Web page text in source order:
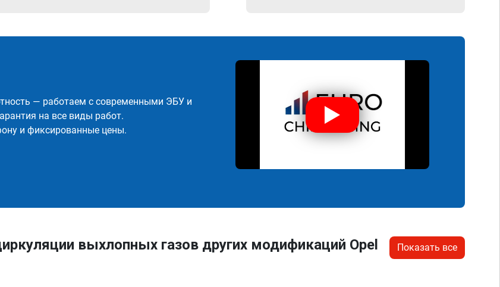
— работаем с современными ЭБУ и
на все виды работ.
и фиксированные цены.
выхлопных газов других модификаций Opel
Показать все